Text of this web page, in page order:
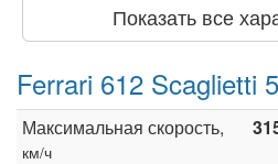
Показать все
Ferrari 612 Scaglietti
Максимальная скорость,
км/ч